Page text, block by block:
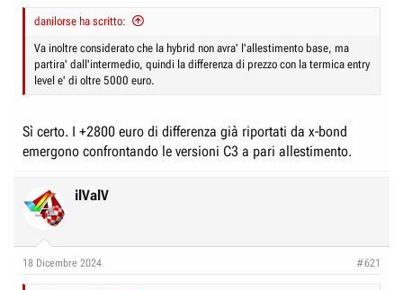
danilorse ha scritto:
Va inoltre considerato che la hybrid non avra' l'allestimento base, ma
partira' dall'intermedio, quindi la differenza di prezzo con la termica entry
level e' di oltre 5000 euro.
Sì certo. I +2800 euro di differenza già riportati da x-bond
emergono confrontando le versioni C3 a pari allestimento.
ilValV
18 Dicembre 2024 #621